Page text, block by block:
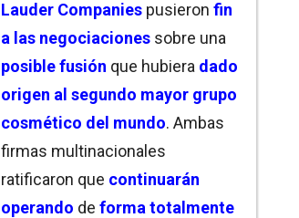
Lauder Companies pusieron fin
a las negociaciones sobre una
posible fusión que hubiera dado
origen al segundo mayor grupo
cosmético del mundo. Ambas
firmas multinacionales
ratificaron que continuarán
operando de forma totalmente